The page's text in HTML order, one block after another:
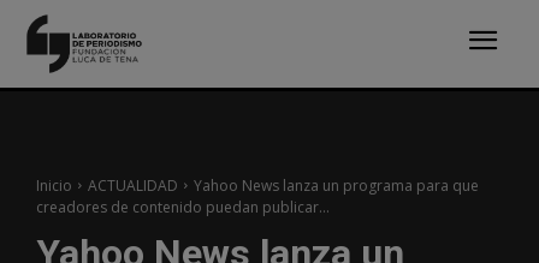
Inicio ACTUALIDAD
Yahoo News lanza un programa para que
creadores de contenido puedan publicar...
Yahoo News lanza un